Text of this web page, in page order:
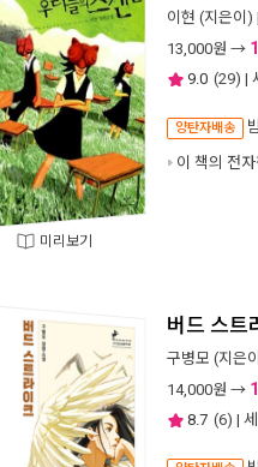
미리보기
이현 (지은이) |
13,000원 →
9.0 (29) |
양탄자배송
이 책의 전
버드 스트
구병모 (지은
14,000원 →
8.7 (6) |